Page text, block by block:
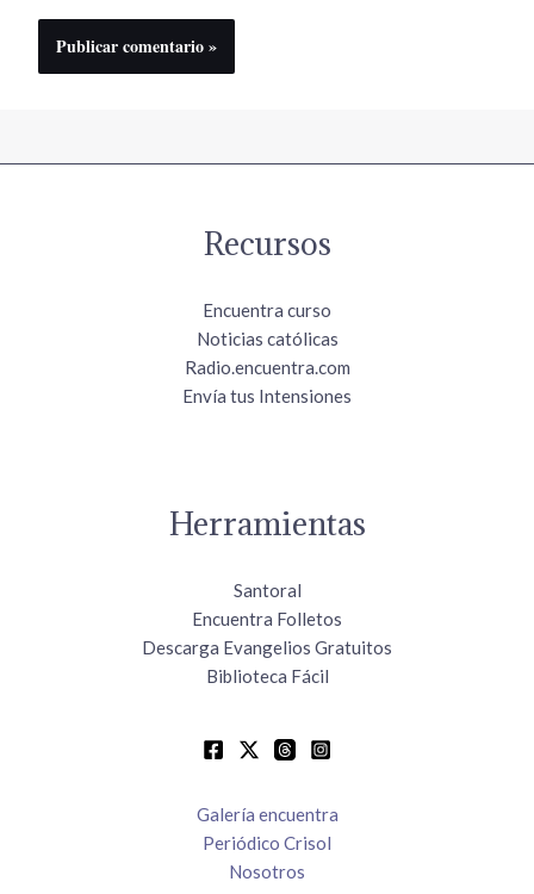
Recursos
Encuentra curso
Noticias católicas
Radio.encuentra.com
Envía tus Intensiones
Herramientas
Santoral
Encuentra Folletos
Descarga Evangelios Gratuitos
Biblioteca Fácil
Galería encuentra
Periódico Crisol
Nosotros